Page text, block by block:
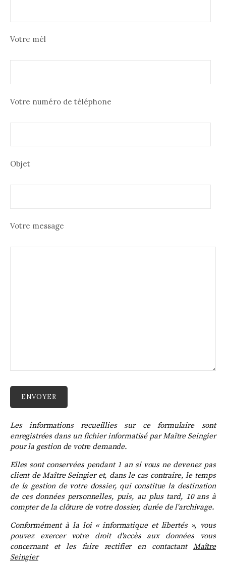
Votre mél
Votre numéro de téléphone
Objet
Votre message
Les informations recueillies sur ce formulaire sont
enregistrées dans un fichier informatisé par Maître Seingier
pour la gestion de votre demande.
Elles sont conservées pendant 1 an si vous ne devenez pas
client de Maître Seingier et, dans le cas contraire, le temps
de la gestion de votre dossier, qui constitue la destination
de ces données personnelles, puis, au plus tard, 10 ans à
compter de la clôture de votre dossier, durée de l'archivage.
Conformément à la loi « informatique et libertés », vous
pouvez exercer votre droit d'accès aux données vous
concernant et les faire rectifier en contactant Maître
Seingier